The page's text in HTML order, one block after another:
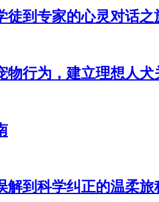
徒到专家的心灵对话之
物行为，建立理想人犬
解到科学纠正的温柔旅